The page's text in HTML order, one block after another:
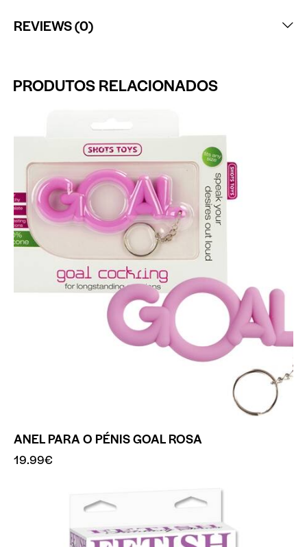
REVIEWS (0)
PRODUTOS RELACIONADOS
ANEL PARA O PÉNIS GOAL ROSA
19.99€